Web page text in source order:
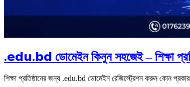
.𝗲𝗱𝘂.𝗯𝗱 ডোমেইন কিনুন সহজেই – শিক্ষা
শিক্ষা প্রতিষ্ঠানের জন্য .edu.bd ডোমেইন রেজিস্ট্রেশন করুন কোন প্রকার